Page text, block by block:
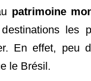
patrimoine
les
En effet, peu
le Brésil.